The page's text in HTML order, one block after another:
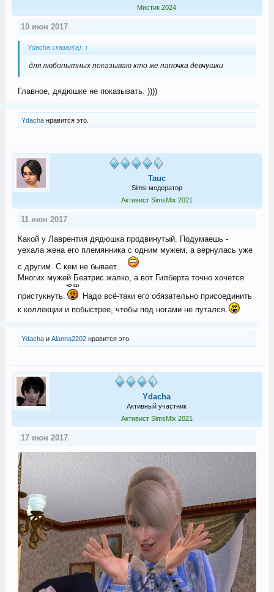
Мистик 2024
10 июн 2017
Ydacha сказал(а): ↑
для любопытных показываю кто же папочка девчушки
Главное, дядюшке не показывать. ))))
Ydachaнравится это.
Tauc
Sims-модератор
Активист SimsMix 2021
11 июн 2017
Какой у Лаврентия дядюшка продвинутый. Подумаешь -
уехала жена его племянника с одним мужем, а вернулась уже
с другим. С кем не бывает...
Многих мужей Беатрис жалко, а вот Гилберта точно хочется
пристукнуть.
Надо всё-таки его обязательно присоединить
к коллекции и побыстрее, чтобы под ногами не путался.
Ydachaи Alanna2202нравится это.
Ydacha
Активный участник
Активист SimsMix 2021
17 июн 2017